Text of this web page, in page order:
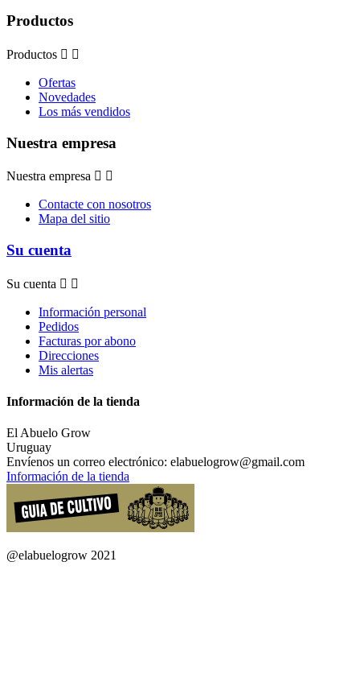
Productos
Productos  
Ofertas
Novedades
Los más vendidos
Nuestra empresa
Nuestra empresa  
Contacte con nosotros
Mapa del sitio
Su cuenta
Su cuenta  
Información personal
Pedidos
Facturas por abono
Direcciones
Mis alertas
Información de la tienda
El Abuelo Grow
Uruguay
Envíenos un correo electrónico: elabuelogrow@gmail.com
Información de la tienda
@elabuelogrow 2021